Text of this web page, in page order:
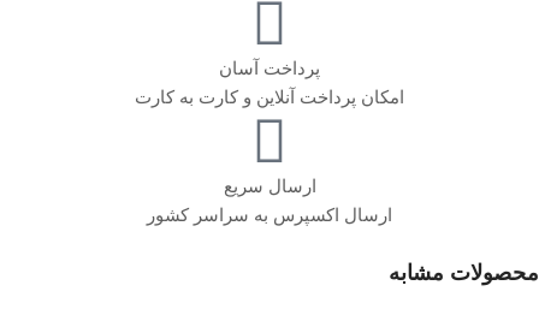
پرداخت آسان
امکان پرداخت آنلاین و کارت به کارت
ارسال سریع
ارسال اکسپرس به سراسر کشور
محصولات مشابه